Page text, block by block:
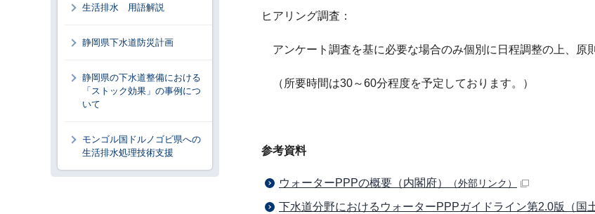
ヒアリング調査：
アンケート調査を基に必要な場合のみ個別に日程調整の上、原
（所要時間は30～60分程度を予定しております。）
参考資料
ウォーターPPPの概要（内閣府） （外部リンク）
下水道分野におけるウォーターPPPガイドライン第2.0版（国
生活排水 用語解説
静岡県下水道防災計画
静岡県の下水道整備における
「ストック効果」の事例につ
いて
モンゴル国ドルノゴビ県への
生活排水処理技術支援